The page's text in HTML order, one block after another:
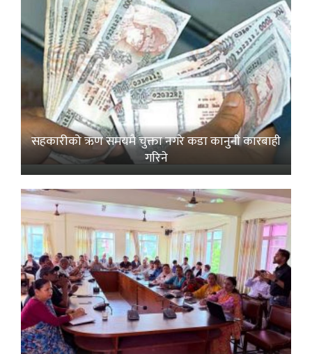
सहकारीको ऋण समयमै चुक्ता नगरे कडा कानुनी कारबाही
गरिने